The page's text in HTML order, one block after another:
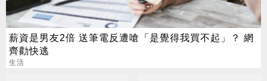
薪資是男友2倍 送筆電反遭嗆「是覺得我買不起」？ 網
齊勸快逃
生活